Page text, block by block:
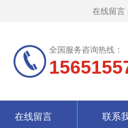
在线留言
全国服务咨询热线：
在线留言 联系